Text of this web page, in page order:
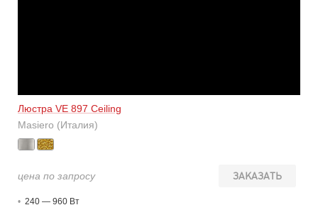
Люстра VE 897 Ceiling
Masiero (Италия)
ЗАКАЗАТЬ
цена по запросу
240 — 960 Вт